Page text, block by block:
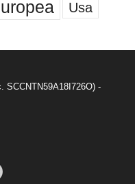
Usa
SCCNTN59A18I726O) -